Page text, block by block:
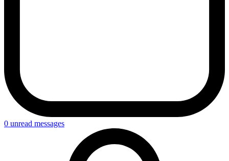
0 unread messages